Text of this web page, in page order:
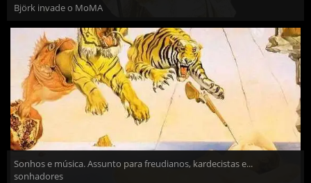
Björk invade o MoMA
Sonhos e música. Assunto para freudianos, kardecistas e...
sonhadores